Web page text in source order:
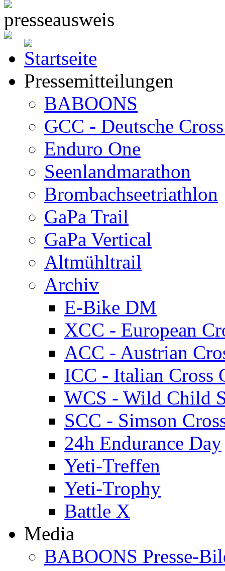
Pressemitteilungen
BABOONS
GCC - Deutsche
Enduro One
Seenlandmarathon
Brombachseetriathlon
GaPa Trail
GaPa Vertical
Altmühltrail
Archiv
E-Bike DM
XCC - European
ACC - Austrian
ICC - Italian Cross
WCS - Wild Child
SCC - Simson
24h Endurance Day
Yeti-Treffen
Yeti-Trophy
Battle X
Media
BABOONS Presse-